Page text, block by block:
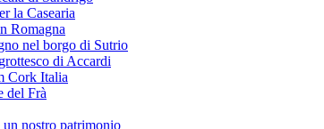
la Casearia
Romagna
nel borgo di Sutrio
di Accardi
Cork Italia
del Frà
un nostro patrimonio